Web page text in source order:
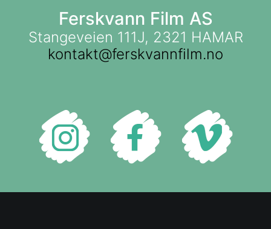
Ferskvann Film AS
Stangeveien 111J, 2321 HAMAR
kontakt@ferskvannfilm.no